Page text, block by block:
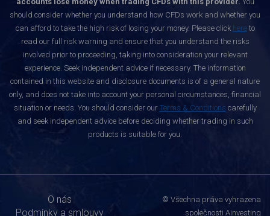
should consider whether you understand how CFDs work and whether you
can afford to take the high risk of losing your money. Please click hereto
read our full risk warning and ensure that you understand the risks
involved prior to proceeding, taking into consideration your relevant
experience. Seek independent advice if necessary. The information
contained in this website and disclosure documents is of a general nature
only, and does not take into account your personal circumstances, financial
situation or needs. You should consider our Terms & Conditions carefully
and seek independent advice before deciding whether trading in such
products is suitable for you.
O nás
Podmínky a smlouvy
© Všechna práva vyhrazena
společnosti Ainvesting